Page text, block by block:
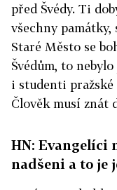
před Švédy. Ti
všechny památky,
Staré Město se
Švédům, to
i studenti
Člověk musí znát
HN: Evangelíci
nadšeni a to je